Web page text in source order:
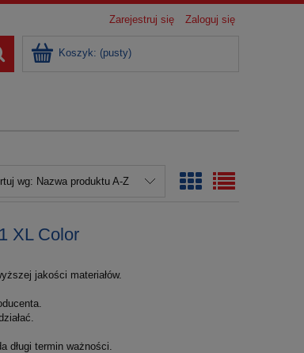
Zarejestruj się Zaloguj się
Koszyk: (pusty)
wg: Nazwa produktu A-Z
XL Color
jakości materiałów.
długi termin ważności.